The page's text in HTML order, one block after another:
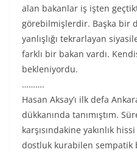
alan bakanlar iş işten
görebilmişlerdir. Başka bir
yanlışlığı tekrarlayan
farklı bir bakan vardı.
bekleniyordu.
……….
Hasan Aksay’ı ilk defa
dükkanında tanımıştım.
karşısındakine yakınlık
dostluk kurabilen sempatik